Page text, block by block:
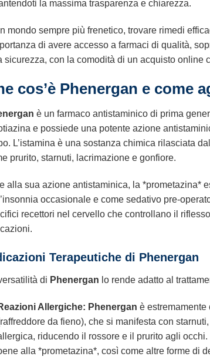
la massima trasparenza e chiarezza.
mondo sempre più frenetico, trovare rimedi
di avere accesso a farmaci di qualità,
sicurezza, con la comodità di un acquisto online
cos’è Phenergan e come
è un farmaco antistaminico di prima
e possiede una potente azione
L’istamina è una sostanza chimica rilasciata
prurito, starnuti, lacrimazione e gonfiore.
alla sua azione antistaminica, la *prometazina*
occasionale e come sedativo pre-
recettori nel cervello che controllano il
Terapeutiche di Phenergan
di Phenergan lo rende adatto al
Allergiche: Phenergan è
da fieno), che si manifesta con
riducendo il rossore e il prurito agli
alla *prometazina*, così come altre forme di